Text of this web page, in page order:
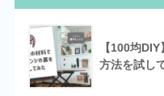
【100均
方法を試し